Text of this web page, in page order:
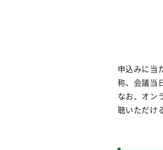
申込みに当
称、会議当
なお、オン
聴いただけ